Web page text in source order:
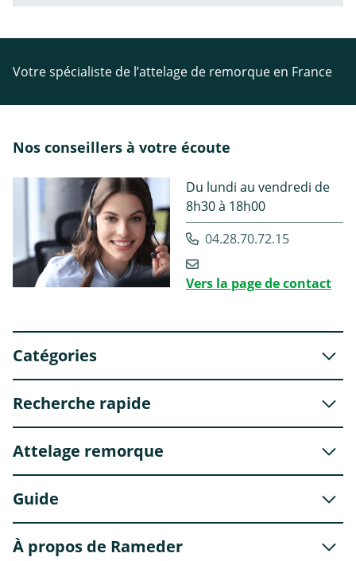
Votre spécialiste de l’attelage de remorque en France
Nos conseillers à votre écoute
Du lundi au vendredi de
8h30 à 18h00
04.28.70.72.15
Vers la page de contact
Catégories
Recherche rapide
Attelage remorque
Guide
À propos de Rameder